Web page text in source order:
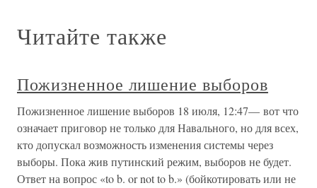
Читайте также
Пожизненное лишение выборов
Пожизненное лишение выборов 18 июля, 12:47— вот что
означает приговор не только для Навального, но для всех,
кто допускал возможность изменения системы через
выборы. Пока жив путинский режим, выборов не будет.
Ответ на вопрос «to b. or not to b.» (бойкотировать или не